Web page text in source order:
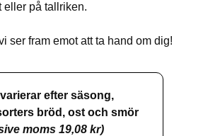
eller på tallriken.
ser fram emot att ta hand om dig!
efter säsong,
bröd, ost och smör
moms 19,08 kr)